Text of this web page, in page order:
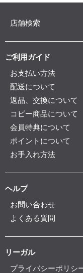
店舗検索
ご利用ガイド
お支払い方法
配送について
返品、交換について
コピー商品について
会員特典について
ポイントについて
お手入れ方法
ヘルプ
お問い合わせ
よくある質問
リーガル
プライバシーポリシ